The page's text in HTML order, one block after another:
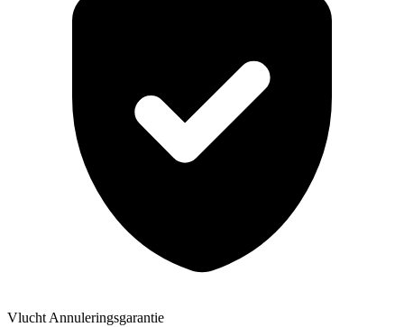
Vlucht Annuleringsgarantie